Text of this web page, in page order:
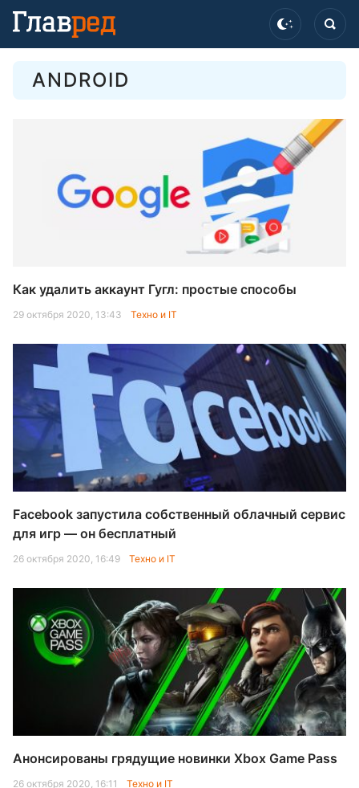
ANDROID
Как удалить аккаунт Гугл: простые способы
29 октября 2020, 13:43 Техно и IT
Facebook запустила собственный облачный сервис
для игр — он бесплатный
26 октября 2020, 16:49 Техно и IT
Анонсированы грядущие новинки Xbox Game Pass
26 октября 2020, 16:11 Техно и IT